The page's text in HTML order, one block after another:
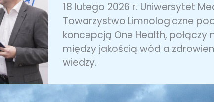
18 lutego 2026 r. Uniwersytet
Towarzystwo Limnologiczne
koncepcją One Health, połączy
między jakością wód a
wiedzy.